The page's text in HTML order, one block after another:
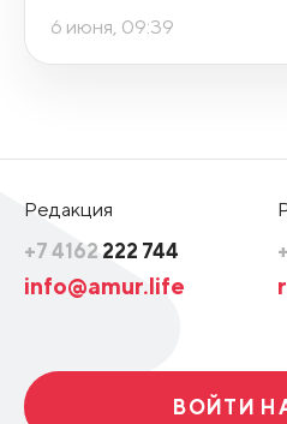
6 июня, 09:39
Редакция
+7 4162 222 744
info@amur.life
ВОЙТИ